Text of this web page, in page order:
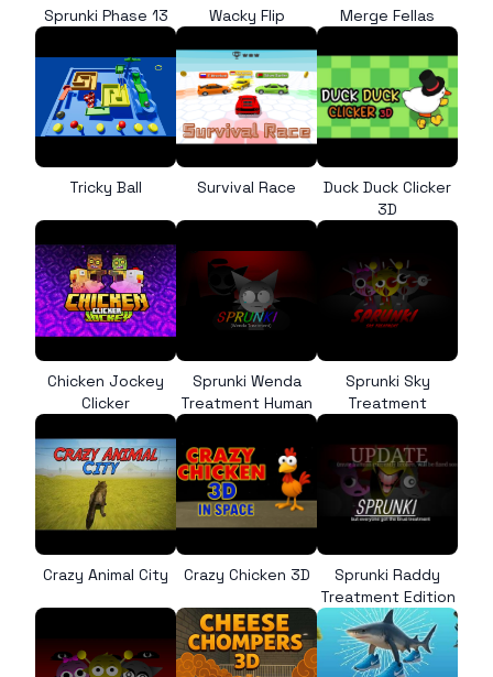
Sprunki Phase 13 Wacky Flip Merge Fellas
Tricky Ball Survival Race
Duck Duck Clicker
3D
Chicken Jockey
Clicker
Sprunki Wenda
Treatment Human
Sprunki Sky
Treatment
Crazy Animal City Crazy Chicken 3D
Sprunki Raddy
Treatment Edition